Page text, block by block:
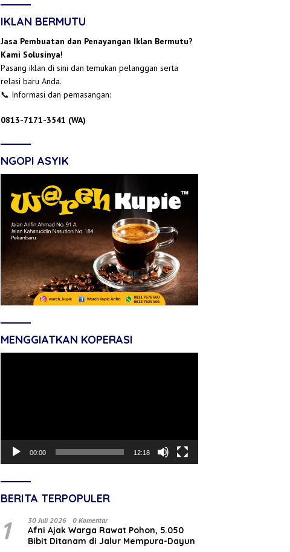
IKLAN BERMUTU
Jasa Pembuatan dan Penayangan Iklan Bermutu?
Kami Solusinya!
Pasang iklan di sini dan temukan pelanggan serta
relasi baru Anda.
📞 Informasi dan pemasangan:
0813-7171-3541 (WA)
NGOPI ASYIK
MENGGIATKAN KOPERASI
00:00 12:18
BERITA TERPOPULER
1 30 Juli 2026 0 Komentar
Afni Ajak Warga Rawat Pohon, 5.050
Bibit Ditanam di Jalur Mempura-Dayun